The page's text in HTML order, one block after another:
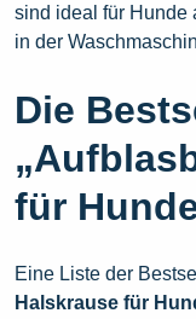
sind ideal für Hunde
in der
Die
für
Eine Liste der
Halskrause für